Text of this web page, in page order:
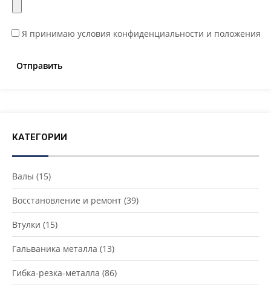
Я принимаю условия конфиденциальности и положения
КАТЕГОРИИ
Валы (15)
Восстановление и ремонт (39)
Втулки (15)
Гальваника металла (13)
Гибка-резка-металла (86)